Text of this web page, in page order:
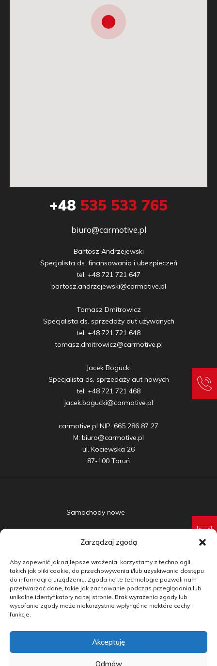
Zarządzaj zgodą
Aby zapewnić jak najlepsze wrażenia, korzystamy z technologii,
takich jak pliki cookie, do przechowywania i/lub uzyskiwania dostępu
do informacji o urządzeniu. Zgoda na te technologie pozwoli nam
przetwarzać dane, takie jak zachowanie podczas przeglądania lub
unikalne identyfikatory na tej stronie. Brak wyrażenia zgody lub
wycofanie zgody może niekorzystnie wpłynąć na niektóre cechy i
funkcje.
Akceptuję
Odmów
+48 535 533 765
biuro@carmotive.pl
Bartosz Andrzejewski
Specjalista ds. finansowania i ubezpieczeń
tel. +48 721 721 647
bartosz.andrzejewski@carmotive.pl
Tomasz Dmitrowicz
Specjalista ds. sprzedaży aut używanych
tel. +48 721 721 648
tomasz.dmitrowicz@carmotive.pl
Jacek Bogucki
Specjalista ds. sprzedaży aut nowych
tel. +48 721 721 468
jacek.bogucki@carmotive.pl
carmotive.pl NIP: 665 286 87 27
M: biuro@carmotive.pl
ul. Kociewska 26
87-100 Toruń
Samochody nowe
Samochody używane
Doradztwo
Finansowanie
Kontakt
copyright by carmotive.pl 2026©